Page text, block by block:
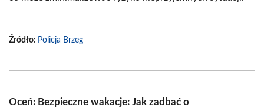
Źródło: Policja Brzeg
Oceń: Bezpieczne wakacje: Jak zadbać o